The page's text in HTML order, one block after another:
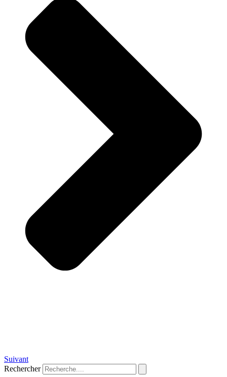
Suivant
Rechercher